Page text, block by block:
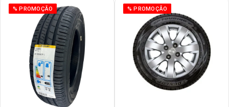
% PROMOÇÃO % PROMOÇÃO